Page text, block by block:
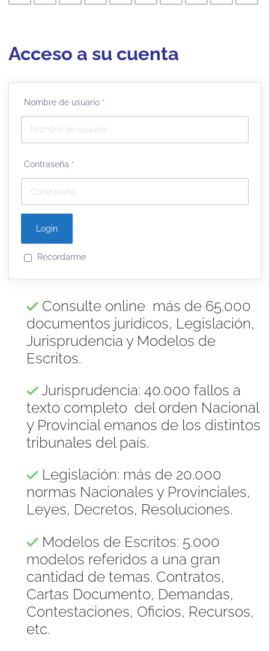
Acceso a su cuenta
Nombre de usuario *
Contraseña *
Recordarme
Consulte online más de 65.000
documentos jurídicos, Legislación,
Jurisprudencia y Modelos de
Escritos.
Jurisprudencia: 40.000 fallos a
texto completo del orden Nacional
y Provincial emanos de los distintos
tribunales del país.
Legislación: más de 20.000
normas Nacionales y Provinciales,
Leyes, Decretos, Resoluciones.
Modelos de Escritos: 5.000
modelos referidos a una gran
cantidad de temas. Contratos,
Cartas Documento, Demandas,
Contestaciones, Oficios, Recursos,
etc.